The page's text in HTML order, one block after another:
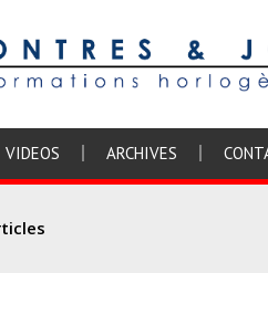
VIDEOS ARCHIVES